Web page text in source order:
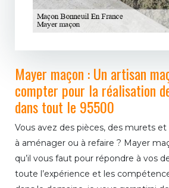
Mayer maçon : Un artisan
compter pour la réalisation
dans tout le 95500
Vous avez des pièces, des murets
à aménager ou à refaire ? Mayer
qu’il vous faut pour répondre à vos
toute l’expérience et les